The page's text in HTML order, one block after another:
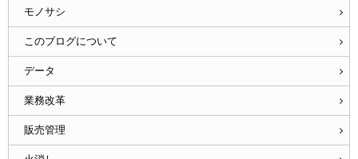
モノサシ
このブログについて
データ
業務改革
販売管理